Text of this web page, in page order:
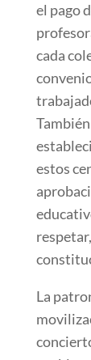
el pago
cada
estos
La